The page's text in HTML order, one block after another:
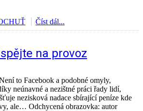
Číst dál...
na provoz
to Facebook a podobné omyly,
neúnavné a nezištné práci řady lidí,
nezisková nadace sbírající peníze kde
ale… Odchycená obrazovka: autor